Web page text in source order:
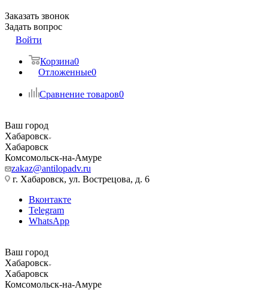
Заказать звонок
Задать вопрос
Войти
Корзина0
Отложенные0
Сравнение товаров0
Ваш город
Хабаровск
Хабаровск
Комсомольск-на-Амуре
zakaz@antilopadv.ru
г. Хабаровск, ул. Вострецова, д. 6
Вконтакте
Telegram
WhatsApp
Ваш город
Хабаровск
Хабаровск
Комсомольск-на-Амуре